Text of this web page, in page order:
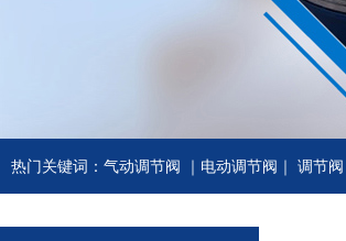
热门关键词： 气动调节阀 ｜ 电动调节阀 ｜ 调节阀